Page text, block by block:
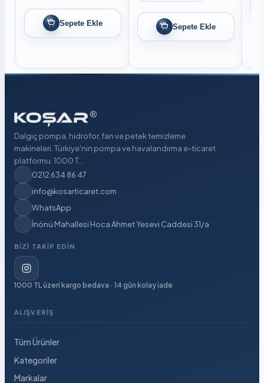
Sepete Ekle Sepete Ekle
Dalgıç pompa, hidrofor, fan ve petek temizleme
makineleri. Türkiye'nin pompa ve havalandırma e-ticaret
platformu. 1000 T...
0212 634 86 47
info@kosarticaret.com
WhatsApp
İnönü Mahallesi Hoca Ahmet Yesevi Caddesi 31/a
BIZI TAKIP EDIN
1000 TL üzeri kargo bedava · 14 gün kolay iade
ALIŞVERIŞ
Tüm Ürünler
Kategoriler
Markalar